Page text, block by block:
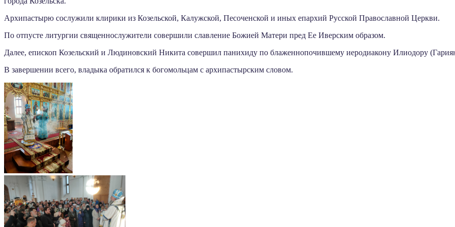
Архипастырю сослужили клирики из Козельской, Калужской, Песоченской и иных епархий Русской Православной Церкви.
По отпусте литургии священнослужители совершили славление Божией Матери пред Ее Иверским образом.
Далее, епископ Козельский и Людиновский Никита совершил панихиду по блаженнопочившему иеродиакону Илиодору
В завершении всего, владыка обратился к богомольцам с архипастырским словом.